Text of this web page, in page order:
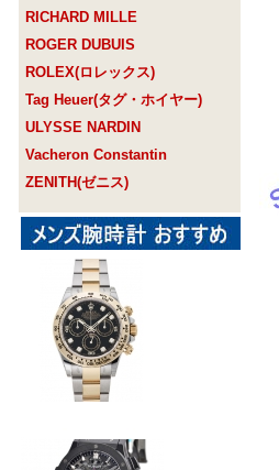
RICHARD MILLE
ROGER DUBUIS
ROLEX(ロレックス)
Tag Heuer(タグ・ホイヤー)
ULYSSE NARDIN
Vacheron Constantin
ZENITH(ゼニス)